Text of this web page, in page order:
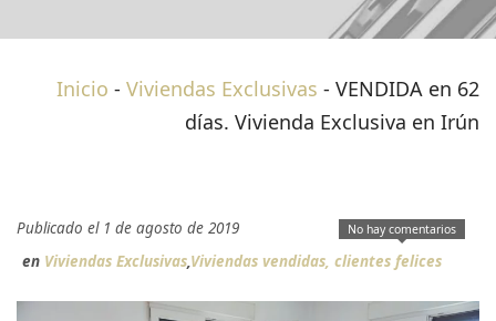
Inicio - Viviendas Exclusivas - VENDIDA en 62
días. Vivienda Exclusiva en Irún
No hay comentarios
Publicado el 1 de agosto de 2019
en Viviendas Exclusivas,Viviendas vendidas, clientes felices